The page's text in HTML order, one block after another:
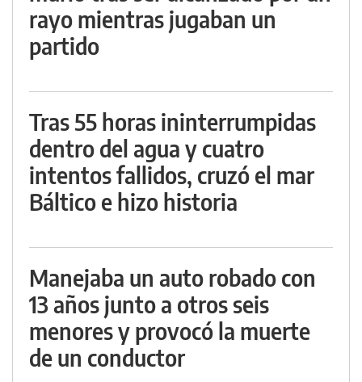
rayo mientras jugaban un
partido
Tras 55 horas ininterrumpidas
dentro del agua y cuatro
intentos fallidos, cruzó el mar
Báltico e hizo historia
Manejaba un auto robado con
13 años junto a otros seis
menores y provocó la muerte
de un conductor